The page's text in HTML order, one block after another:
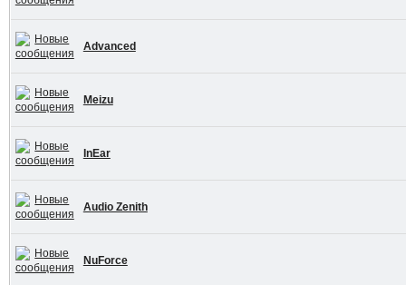
Advanced
Meizu
InEar
Audio Zenith
NuForce